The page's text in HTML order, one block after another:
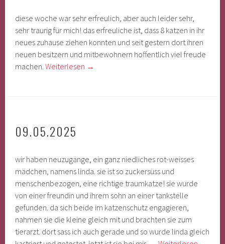
diese woche war sehr erfreulich, aber auch leider sehr,
sehr traurig für mich! das erfreuliche ist, dass 8 katzen in ihr
neues zuhause ziehen konnten und seit gestern dort ihren
neuen besitzern und mitbewohnern hoffentlich viel freude
machen.Weiterlesen →
09.05.2025
wir haben neuzugänge, ein ganz niedliches rot-weisses
mädchen, namens linda. sie ist so zuckersüss und
menschenbezogen, eine richtige traumkatze! sie wurde
von einer freundin und ihrem sohn an einer tankstelle
gefunden. da sich beide im katzenschutz engagieren,
nahmen sie die kleine gleich mit und brachten sie zum
tierarzt. dort sass ich auch gerade und so wurde linda gleich